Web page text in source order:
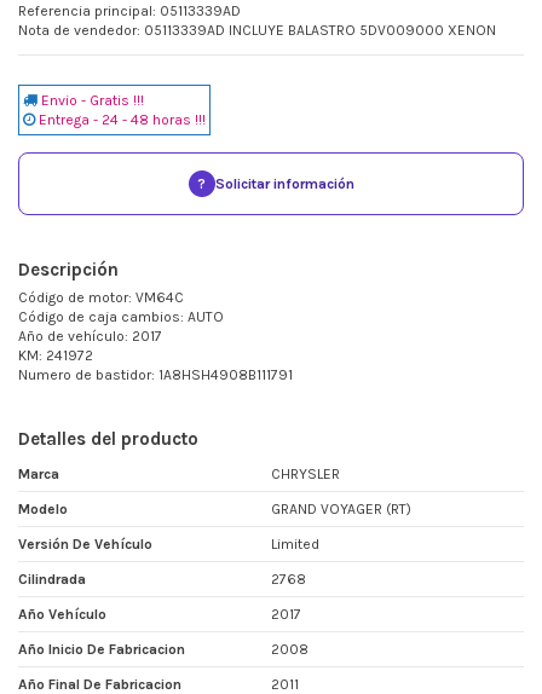
Referencia principal: 05113339AD
Nota de vendedor: 05113339AD INCLUYE BALASTRO 5DV009000 XENON
Envio - Gratis !!!
Entrega - 24 - 48 horas !!!
? Solicitar información
Descripción
Código de motor: VM64C
Código de caja cambios: AUTO
Año de vehículo: 2017
KM: 241972
Numero de bastidor: 1A8HSH4908B111791
Detalles del producto
Marca CHRYSLER
Modelo GRAND VOYAGER (RT)
Versión De Vehículo Limited
Cilindrada 2768
Año Vehículo 2017
Año Inicio De Fabricacion 2008
Año Final De Fabricacion 2011